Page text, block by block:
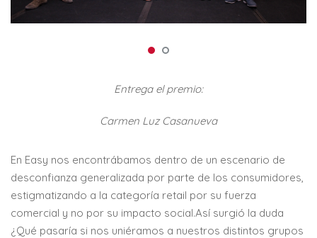
Entrega el premio:
Carmen Luz Casanueva
En Easy nos encontrábamos dentro de un escenario de
desconfianza generalizada por parte de los consumidores,
estigmatizando a la categoría retail por su fuerza
comercial y no por su impacto social.Así surgió la duda
¿Qué pasaría si nos uniéramos a nuestros distintos grupos